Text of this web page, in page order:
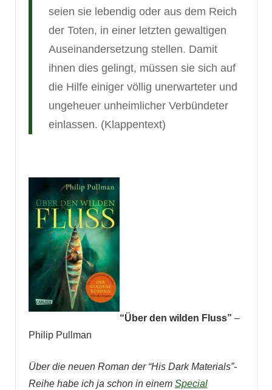
seien sie lebendig oder aus dem Reich
der Toten, in einer letzten gewaltigen
Auseinandersetzung stellen. Damit
ihnen dies gelingt, müssen sie sich auf
die Hilfe einiger völlig unerwarteter und
ungeheuer unheimlicher Verbündeter
einlassen. (Klappentext)
“Über den wilden Fluss” –
Philip Pullman
Über die neuen Roman der “His Dark Materials”-
Reihe habe ich ja schon in einem Special